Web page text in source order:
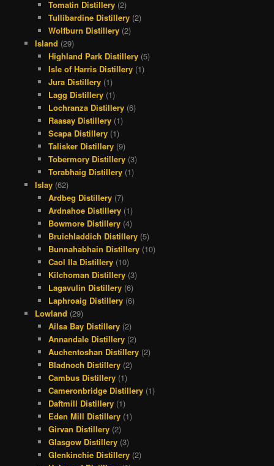
Tomatin Distillery (2)
Tullibardine Distillery (2)
Wolfburn Distillery (2)
Island (29)
Highland Park Distillery (5)
Isle of Harris Distillery (1)
Jura Distillery (1)
Lagg Distillery (1)
Lochranza Distillery (6)
Raasay Distillery (1)
Scapa Distillery (1)
Talisker Distillery (9)
Tobermory Distillery (3)
Torabhaig Distillery (1)
Islay(62)
Ardbeg Distillery (7)
Ardnahoe Distillery (1)
Bowmore Distillery (4)
Bruichladdich Distillery (5)
Bunnahabhain Distillery (10)
Caol Ila Distillery (10)
Kilchoman Distillery (3)
Lagavulin Distillery (6)
Laphroaig Distillery (6)
Lowland (29)
Ailsa Bay Distillery (2)
Annandale Distillery (2)
Auchentoshan Distillery (2)
Bladnoch Distillery (2)
Cambus Distillery (1)
Cameronbridge Distillery (1)
Daftmill Distillery (1)
Eden Mill Distillery (1)
Girvan Distillery (2)
Glasgow Distillery (3)
Glenkinchie Distillery (2)